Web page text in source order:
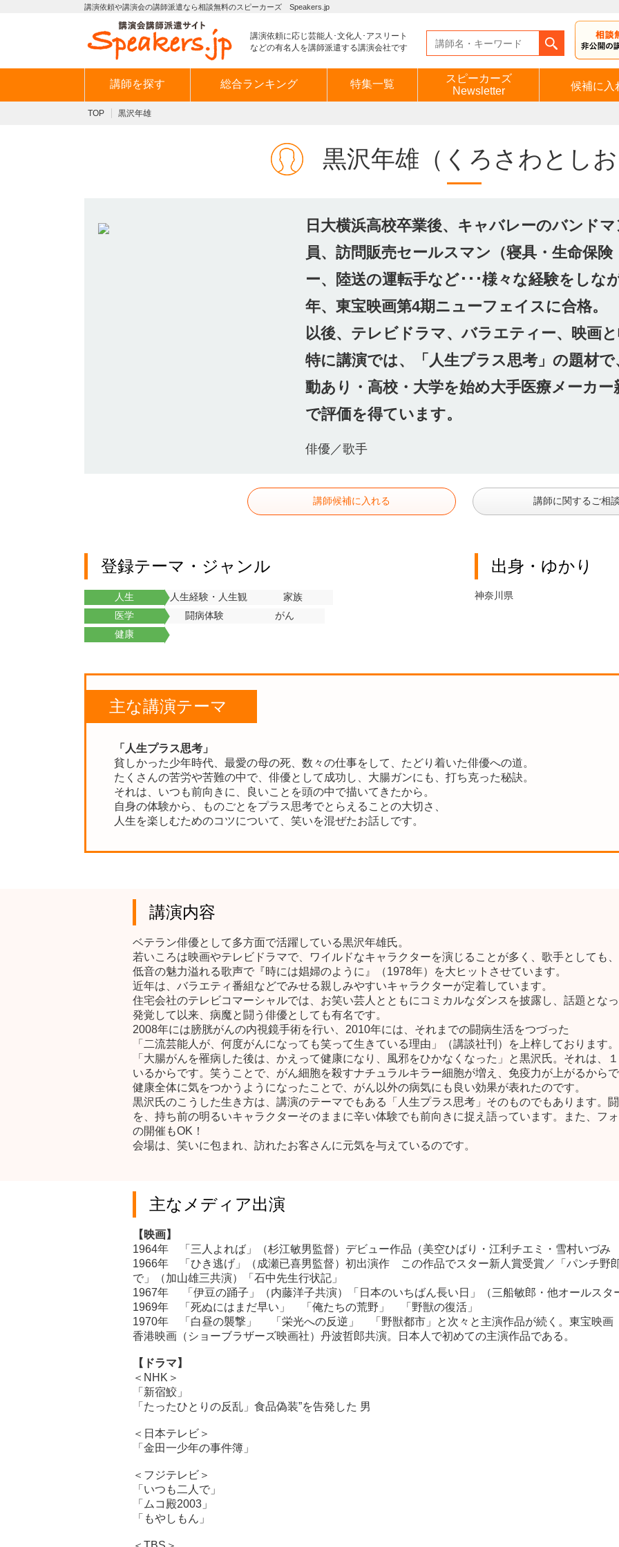
講演依頼や講演会の講師派遣なら相談無料のスピーカーズ Speakers.jp
講演依頼に応じ芸能人･文化人･アスリート
などの有名人を講師派遣する講演会社です
講師を探す 総合ランキング 特集一覧
スピーカーズ
Newsletter
候補に入
TOP 黒沢年雄
黒沢年雄 （くろさわとし
日大横浜高校卒業後、キャバレーのバンド
員、訪問販売セールスマン（寝具・生命保
ー、陸送の運転手など･･･様々な経験をしな
年、東宝映画第4期ニューフェイスに合格。
以後、テレビドラマ、バラエティー、映画
特に講演では、「人生プラス思考」の題材
動あり・高校・大学を始め大手医療メーカ
で評価を得ています。
俳優／歌手
講師候補に入れる 講師に関するご相
登録テーマ・ジャンル
人生 人生経験・人生観
家族
医学
闘病体験
がん
健康
出身・ゆかり
神奈川県
主な講演テーマ
「人生プラス思考」
貧しかった少年時代、最愛の母の死、数々の仕事をして、たどり着いた俳優への道。
たくさんの苦労や苦難の中で、俳優として成功し、大腸ガンにも、打ち克った秘訣。
それは、いつも前向きに、良いことを頭の中で描いてきたから。
自身の体験から、ものごとをプラス思考でとらえることの大切さ、
人生を楽しむためのコツについて、笑いを混ぜたお話しです。
講演内容
ベテラン俳優として多方面で活躍している黒沢年雄氏。
若いころは映画やテレビドラマで、ワイルドなキャラクターを演じることが多く、歌手としても、
低音の魅力溢れる歌声で『時には娼婦のように』（1978年）を大ヒットさせています。
近年は、バラエティ番組などでみせる親しみやすいキャラクターが定着しています。
住宅会社のテレビコマーシャルでは、お笑い芸人とともにコミカルなダンスを披露し、話題とな
発覚して以来、病魔と闘う俳優としても有名です。
2008年には膀胱がんの内視鏡手術を行い、2010年には、それまでの闘病生活をつづった
「二流芸能人が、何度がんになっても笑って生きている理由」（講談社刊）を上梓しております。
「大腸がんを罹病した後は、かえって健康になり、風邪をひかなくなった」と黒沢氏。それは、
いるからです。笑うことで、がん細胞を殺すナチュラルキラー細胞が増え、免疫力が上がるから
健康全体に気をつかうようになったことで、がん以外の病気にも良い効果が表れたのです。
黒沢氏のこうした生き方は、講演のテーマでもある「人生プラス思考」そのものでもあります。
を、持ち前の明るいキャラクターそのままに辛い体験でも前向きに捉え語っています。また、フ
の開催もOK！
会場は、笑いに包まれ、訪れたお客さんに元気を与えているのです。
主なメディア出演
【映画】
1964年 「三人よれば」（杉江敏男監督）デビュー作品（美空ひばり・江利チエミ・雪村いづ
1966年 「ひき逃げ」（成瀬已喜男監督）初出演作 この作品でスター新人賞受賞／「パンチ野
で」（加山雄三共演）「石中先生行状記」
1967年 「伊豆の踊子」（内藤洋子共演）「日本のいちばん長い日」（三船敏郎・他オールスタ
1969年 「死ぬにはまだ早い」 「俺たちの荒野」 「野獣の復活」
1970年 「白昼の襲撃」 「栄光への反逆」 「野獣都市」と次々と主演作品が続く。東宝映画
香港映画（ショーブラザーズ映画社）丹波哲郎共演。日本人で初めての主演作品である。
【ドラマ】
＜NHK＞
「新宿鮫」
「たったひとりの反乱」食品偽装”を告発した 男
＜日本テレビ＞
「金田一少年の事件簿」
＜フジテレビ＞
「いつも二人で」
「ムコ殿2003」
「もやしもん」